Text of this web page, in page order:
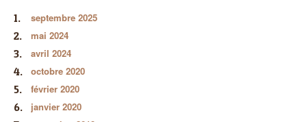
septembre 2025
mai 2024
avril 2024
octobre 2020
février 2020
janvier 2020